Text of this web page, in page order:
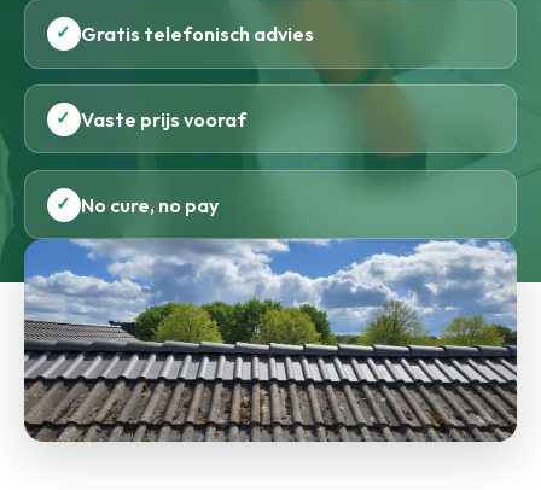
✓ Gratis telefonisch advies
✓ Vaste prijs vooraf
✓ No cure, no pay